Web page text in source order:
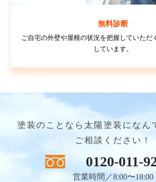
無料診断
ご自宅の外壁や屋根の状況を把握していただ
しています。
塗装のことなら太陽塗装になん
ご相談ください！
0120-011-
営業時間／8:00〜18:00